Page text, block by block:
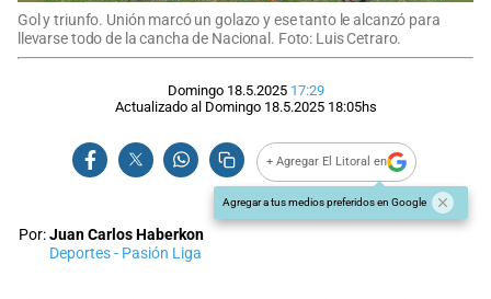
Gol y triunfo. Unión marcó un golazo y ese tanto le alcanzó para
llevarse todo de la cancha de Nacional. Foto: Luis Cetraro.
Domingo 18.5.2025 17:29
Actualizado al Domingo 18.5.2025 18:05hs
+ Agregar El Litoral en
Agregar a tus medios preferidos en Google
Por:Juan Carlos Haberkon
Deportes - Pasión Liga